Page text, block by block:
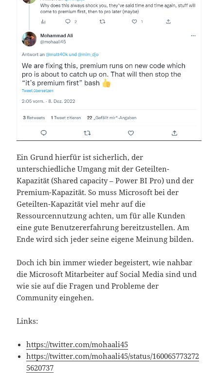
Ein Grund hierfür ist sicherlich, der
unterschiedliche Umgang mit der Geteilten-
Kapazität (Shared capacity – Power BI Pro) und der
Premium-Kapazität. So muss Microsoft bei der
Geteilten-Kapazität viel mehr auf die
Ressourcennutzung achten, um für alle Kunden
eine gute Benutzererfahrung bereitzustellen. Am
Ende wird sich jeder seine eigene Meinung bilden.
Doch ich bin immer wieder begeistert, wie nahbar
die Microsoft Mitarbeiter auf Social Media sind und
wie sie auf die Fragen und Probleme der
Community eingehen.
Links:
https://twitter.com/mohaali45
https://twitter.com/mohaali45/status/160065773272
5620737